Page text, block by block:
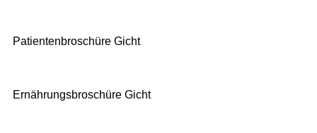
Patientenbroschüre Gicht
Ernährungsbroschüre Gicht